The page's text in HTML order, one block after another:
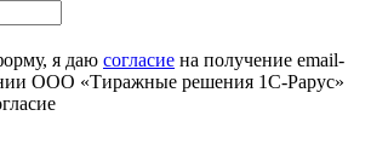
я даю согласие на получение email-
ООО «Тиражные решения 1С-Рарус»